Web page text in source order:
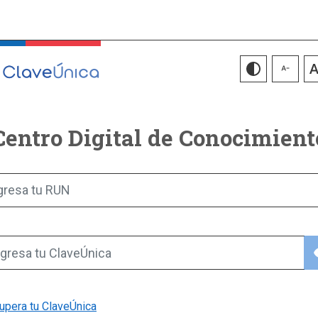
Digital de
tu RUN
tu ClaveÚnica
tu ClaveÚnica